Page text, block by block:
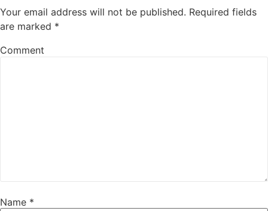
Your email address will not be published. Required fields
are marked *
Comment
Name *